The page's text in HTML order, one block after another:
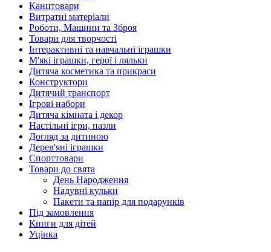
Канцтовари
Витратні матеріали
Роботи, Машини та Зброя
Товари для творчості
Інтерактивні та навчальні іграшки
М'які іграшки, герої і ляльки
Дитяча косметика та прикраси
Конструктори
Дитячий транспорт
Ігрові набори
Дитяча кімната і декор
Настільні ігри, пазли
Догляд за дитиною
Дерев'яні іграшки
Спорттовари
Товари до свята
День Народження
Надувні кульки
Пакети та папір для подарунків
Під замовлення
Книги для дітей
Уцінка